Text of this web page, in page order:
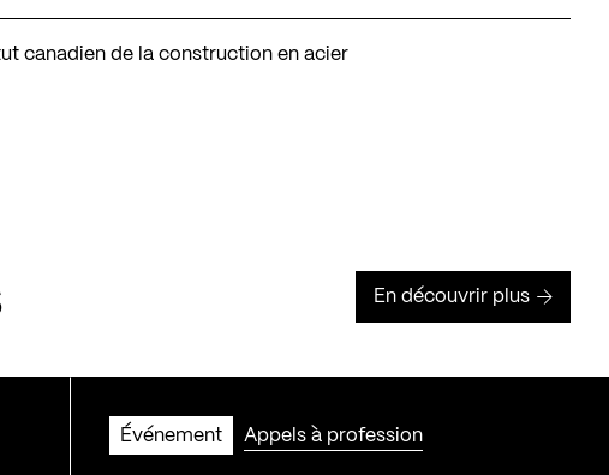
canadien de la construction en acier
En découvrir plus
Événement Appels à profession